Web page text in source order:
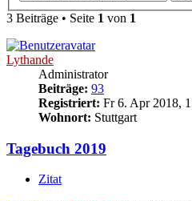
3 Beiträge • Seite 1 von 1
Lythande
Administrator
Beiträge: 93
Registriert: Fr 6. Apr 2018,
Wohnort: Stuttgart
Tagebuch 2019
Zitat